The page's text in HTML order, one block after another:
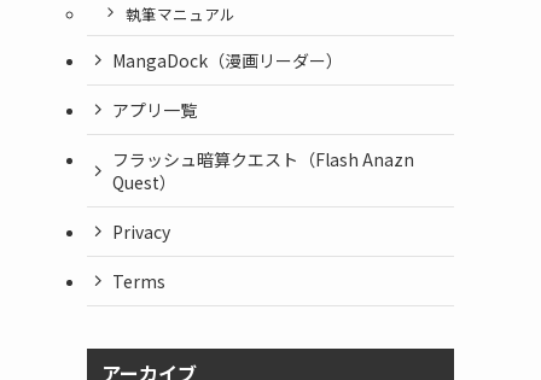
執筆マニュアル
MangaDock（漫画リーダー）
アプリ一覧
フラッシュ暗算クエスト（Flash Anazn
Quest）
Privacy
Terms
アーカイブ